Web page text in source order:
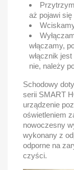
aż pojawi
włączamy,
włącznik
nie, należy
Schodowy
serii SMART
urządzenie
oświetleniem
nowoczesny
wykonany z
odporne na
czyści.